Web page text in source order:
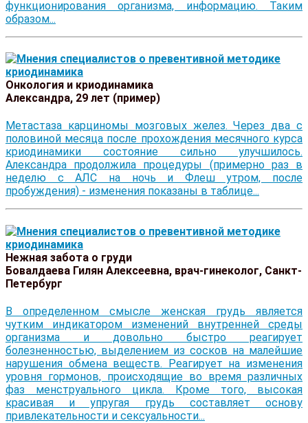
функционирования организма, информацию. Таким
образом...
Онкология и криодинамика
Александра, 29 лет (пример)
Метастаза карциномы мозговых желез. Через два с
половиной месяца после прохождения месячного курса
криодинамики состояние сильно улучшилось.
Александра продолжила процедуры (примерно раз в
неделю с АЛС на ночь и Флеш утром, после
пробуждения) - изменения показаны в таблице...
Нежная забота о груди
Бовалдаева Гилян Алексеевна, врач-гинеколог, Санкт-
Петербург
В определенном смысле женская грудь является
чутким индикатором изменений внутренней среды
организма и довольно быстро реагирует
болезненностью, выделением из сосков на малейшие
нарушения обмена веществ. Реагирует на изменения
уровня гормонов, происходящие во время различных
фаз менструального цикла. Кроме того, высокая
красивая и упругая грудь составляет основу
привлекательности и сексуальности...